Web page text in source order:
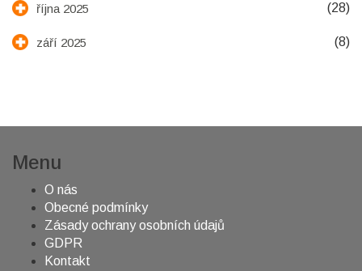
října 2025 (28)
září 2025 (8)
Menu
O nás
Obecné podmínky
Zásady ochrany osobních údajů
GDPR
Kontakt